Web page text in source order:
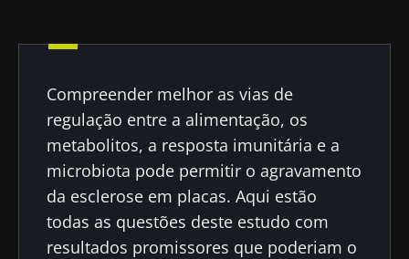
Compreender melhor as vias de
regulação entre a alimentação, os
metabolitos, a resposta imunitária e a
microbiota pode permitir o agravamento
da esclerose em placas. Aqui estão
todas as questões deste estudo com
resultados promissores que poderiam o
O impacto
das
microbiotas
na saúde
reprodutiva
Ler o artigo
Microbiota
intratumoral
do cancro
colorretal: um
indicador
prognóstico
independente?
Ler o artigo
que